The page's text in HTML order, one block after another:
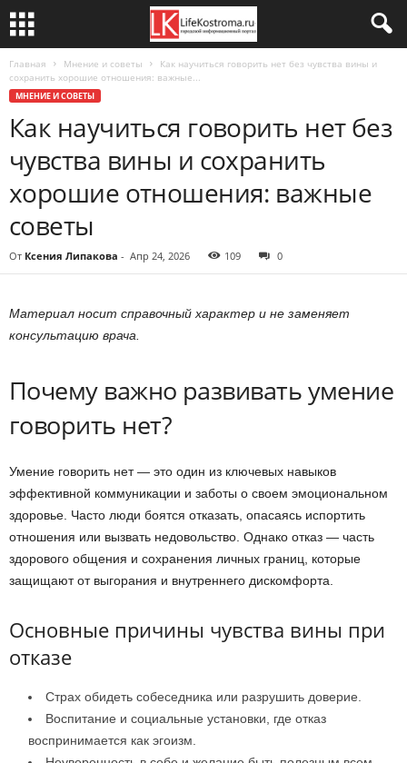
Главная Мнение и советы
Как научиться говорить нет без чувства вины и
сохранить хорошие отношения: важные...
МНЕНИЕ И СОВЕТЫ
Как научиться говорить нет без
чувства вины и сохранить
хорошие отношения: важные
советы
От Ксения Липакова - Апр 24, 2026 109 0
Материал носит справочный характер и не заменяет
консультацию врача.
Почему важно развивать умение
говорить нет?
Умение говорить нет — это один из ключевых навыков
эффективной коммуникации и заботы о своем эмоциональном
здоровье. Часто люди боятся отказать, опасаясь испортить
отношения или вызвать недовольство. Однако отказ — часть
здорового общения и сохранения личных границ, которые
защищают от выгорания и внутреннего дискомфорта.
Основные причины чувства вины при
отказе
Страх обидеть собеседника или разрушить доверие.
Воспитание и социальные установки, где отказ
воспринимается как эгоизм.